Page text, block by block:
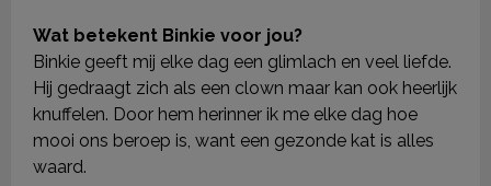
Wat betekent Binkie voor jou?
Binkie geeft mij elke dag een glimlach en veel liefde.
Hij gedraagt zich als een clown maar kan ook heerlijk
knuffelen. Door hem herinner ik me elke dag hoe
mooi ons beroep is, want een gezonde kat is alles
waard.